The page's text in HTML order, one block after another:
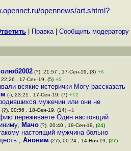
opennews/art.shtml?
Правка| Cообщить модератору
(?), 21:57 , 17-Сен-19, (3) +6
22:26 , 17-Сен-19, (5) +5
всякие истерички Могу рассказать
(-), 23:21 , 17-Сен-19, (7) +12
мужечин или они не
(?), 00:56 , 18-Сен-19, (14) –1
переживаете Один настоящий
, Мачо(?), 20:40 , 19-Сен-19, (24)
настоящий мужчина больно
,Аноним (27), 00:24 , 14-Ноя-19, (27)